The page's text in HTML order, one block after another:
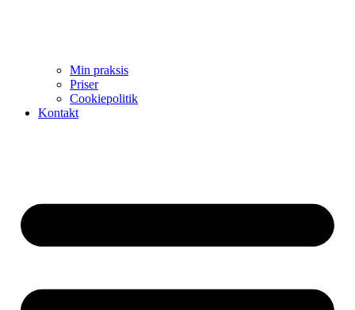
Min praksis
Priser
Cookiepolitik
Kontakt